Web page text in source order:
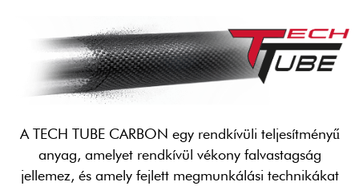
A TECH TUBE CARBON egy rendkívüli teljesítményű
anyag, amelyet rendkívül vékony falvastagság
jellemez, és amely fejlett megmunkálási technikákat